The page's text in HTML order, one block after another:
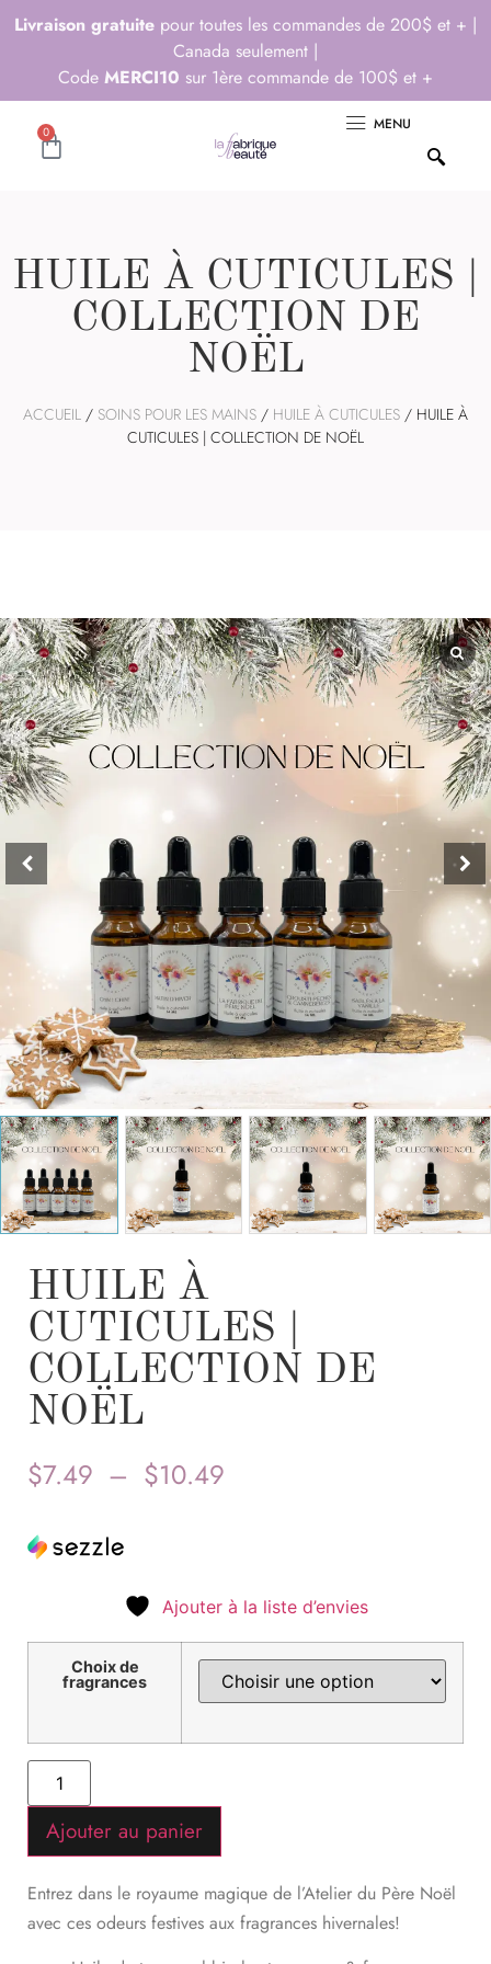
Livraison gratuite pour toutes les commandes de 200$ et + |
Canada seulement |
Code MERCI10 sur 1ère commande de 100$ et +
0 MENU
HUILE À CUTICULES |
COLLECTION DE
NOËL
ACCUEIL / SOINS POUR LES MAINS / HUILE À CUTICULES / HUILE À
CUTICULES | COLLECTION DE NOËL
HUILE À
CUTICULES |
COLLECTION DE
NOËL
$7.49 – $10.49
Ajouter à la liste d’envies
Choix de
fragrances
Ajouter au panier
Entrez dans le royaume magique de l’Atelier du Père Noël
avec ces odeurs festives aux fragrances hivernales!